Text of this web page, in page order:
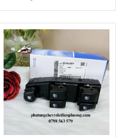
Captiva c140 chính
hãng màu bạc
96682160